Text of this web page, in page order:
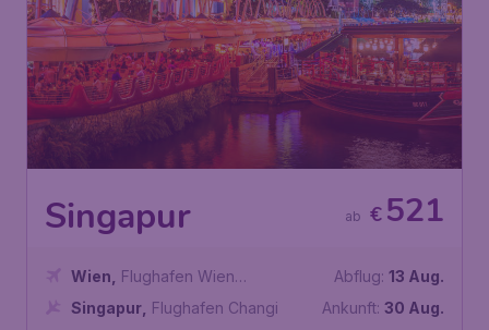
Singapur € 521
ab
Wien
Flughafen Wien
Schwechat
Singapur Flughafen Changi
Abflug: 13 Aug.
Ankunft: 30 Aug.